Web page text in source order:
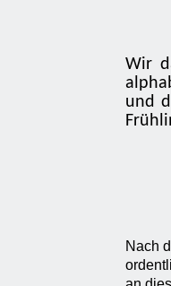
Wir
und
Nach